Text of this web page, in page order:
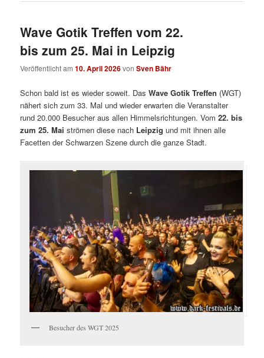
Wave Gotik Treffen vom 22.
bis zum 25. Mai in Leipzig
Veröffentlicht am10. April 2026vonSven Bähr
Schon bald ist es wieder soweit. DasWave Gotik Treffen (WGT)
nähert sich zum 33. Mal und wieder erwarten die Veranstalter
rund 20.000 Besucher aus allen Himmelsrichtungen. Vom22. bis
zum 25. Mai strömen diese nach Leipzig und mit ihnen alle
Facetten der Schwarzen Szene durch die ganze Stadt.
Besucher des WGT 2025